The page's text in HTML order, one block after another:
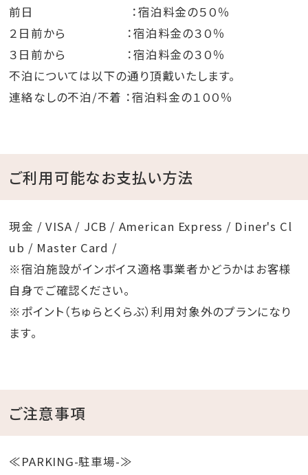
前日 ：宿泊料金の５０％
２日前から ：宿泊料金の３０％
３日前から ：宿泊料金の３０％
不泊については以下の通り頂戴いたします。
連絡なしの不泊/不着 ：宿泊料金の１００％
ご利用可能なお支払い方法
現金 / VISA / JCB / American Express / Diner's Cl
ub / Master Card /
※宿泊施設がインボイス適格事業者かどうかはお客様
自身でご確認ください。
※ポイント（ちゅらとくらぶ）利用対象外のプランになり
ます。
ご注意事項
≪PARKING-駐車場-≫